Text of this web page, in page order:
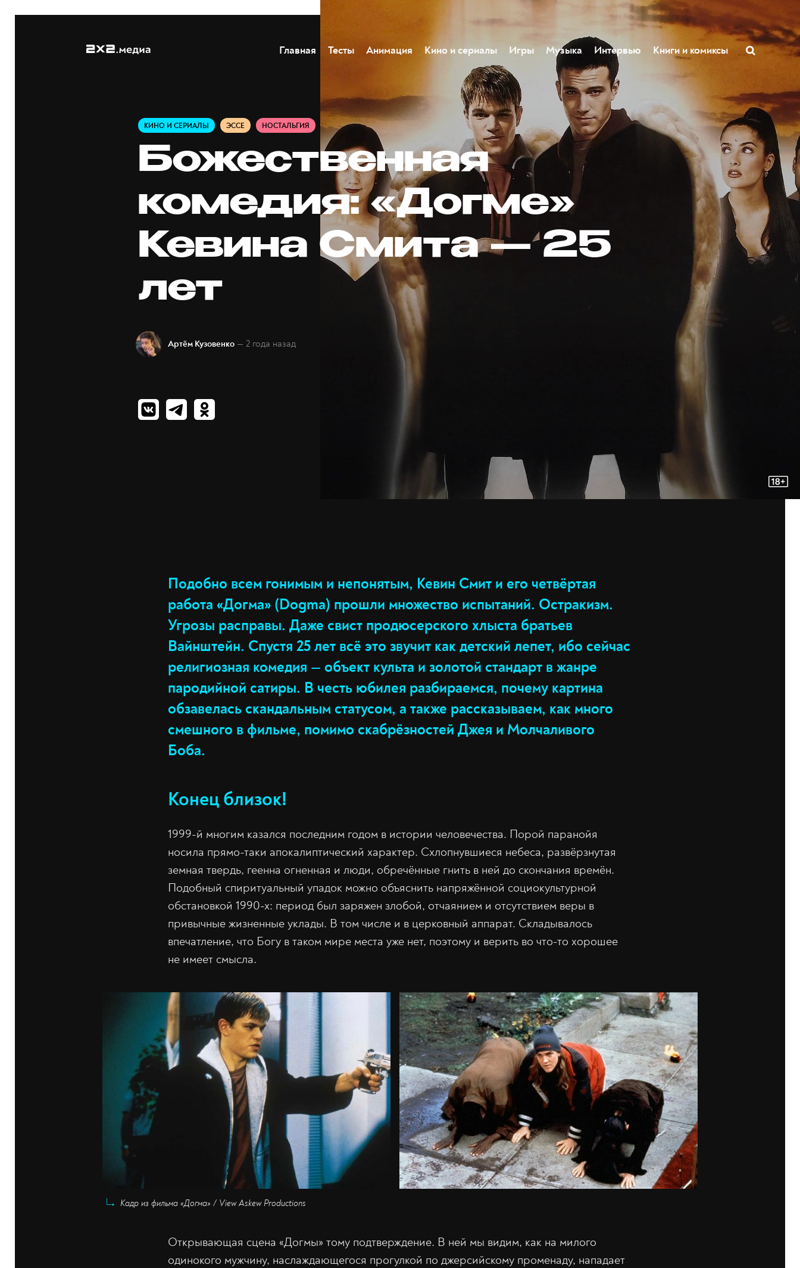
Главная Тесты Анимация Кино и сериалы Игры Музыка Интервью Книги и комиксы
КИНО И СЕРИАЛЫ ЭССЕ НОСТАЛЬГИЯ
Божественная
комедия: «Догме»
Кевина Смита — 25
лет
Артём Кузовенко — 2 года назад
Подобно всем гонимым и непонятым, Кевин Смит и его четвёртая
работа «Догма» (Dogma) прошли множество испытаний. Остракизм.
Угрозы расправы. Даже свист продюсерского хлыста братьев
Вайнштейн. Спустя 25 лет всё это звучит как детский лепет, ибо сейчас
религиозная комедия — объект культа и золотой стандарт в жанре
пародийной сатиры. В честь юбилея разбираемся, почему картина
обзавелась скандальным статусом, а также рассказываем, как много
смешного в фильме, помимо скабрёзностей Джея и Молчаливого
Боба.
Конец близок!
1999-й многим казался последним годом в истории человечества. Порой паранойя
носила прямо-таки апокалиптический характер. Схлопнувшиеся небеса, развёрзнутая
земная твердь, геенна огненная и люди, обречённые гнить в ней до скончания времён.
Подобный спиритуальный упадок можно объяснить напряжённой социокультурной
обстановкой 1990-х: период был заряжен злобой, отчаянием и отсутствием веры в
привычные жизненные уклады. В том числе и в церковный аппарат. Складывалось
впечатление, что Богу в таком мире места уже нет, поэтому и верить во что-то хорошее
не имеет смысла.
Кадр из фильма «Догма» / View Askew Productions
Открывающая сцена «Догмы» тому подтверждение. В ней мы видим, как на милого
одинокого мужчину, наслаждающегося прогулкой по джерсийскому променаду, нападает